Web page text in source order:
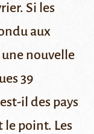
Si les
aux
nouvelle
39
il des pays
le point. Les